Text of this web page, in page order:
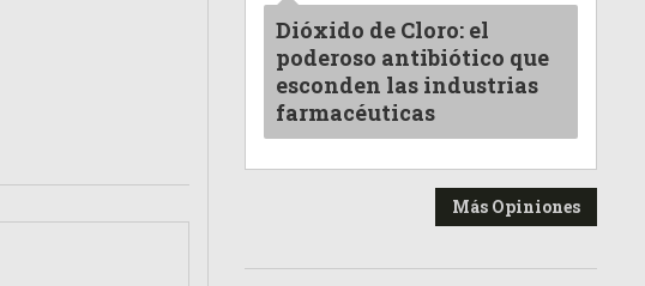
Dióxido de Cloro: el
poderoso antibiótico que
esconden las industrias
farmacéuticas
Más Opiniones